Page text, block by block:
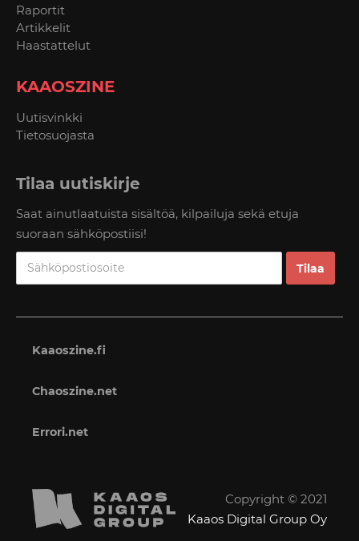
Raportit
Artikkelit
Haastattelut
KAAOSZINE
Uutisvinkki
Tietosuojasta
Tilaa uutiskirje
Saat ainutlaatuista sisältöä, kilpailuja sekä etuja
suoraan sähköpostiisi!
Kaaoszine.fi
Chaoszine.net
Errori.net
Copyright © 2021
Kaaos Digital Group Oy